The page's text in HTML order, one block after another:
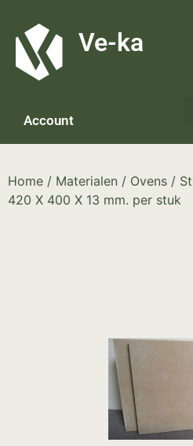
Ve-ka
Account
Home / Materialen / Ovens /
420 X 400 X 13 mm. per stuk